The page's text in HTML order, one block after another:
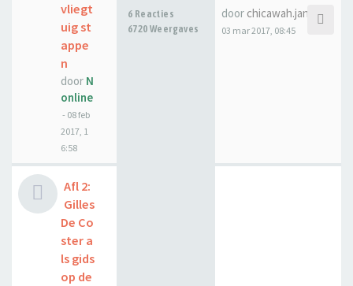
vliegt
uig st
appe
n
door N
online
- 08 feb
2017, 1
6:58
6 Reacties
6720 Weergaves
door chicawah.janssen
03 mar 2017, 08:45
Afl 2:
Gilles
De Co
ster a
ls gids
op de